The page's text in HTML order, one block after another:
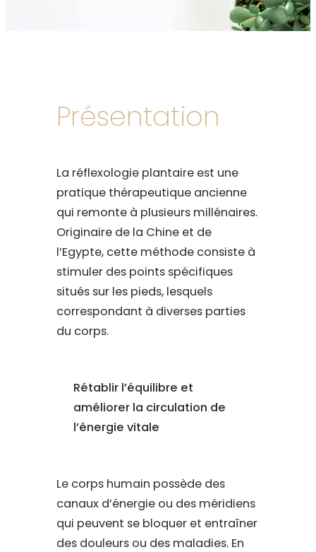
Présentation
La réflexologie plantaire est une
pratique thérapeutique ancienne
qui remonte à plusieurs millénaires.
Originaire de la Chine et de
l’Egypte, cette méthode consiste à
stimuler des points spécifiques
situés sur les pieds, lesquels
correspondant à diverses parties
du corps.
Rétablir l’équilibre et
améliorer la circulation de
l’énergie vitale
Le corps humain possède des
canaux d’énergie ou des méridiens
qui peuvent se bloquer et entraîner
des douleurs ou des maladies. En